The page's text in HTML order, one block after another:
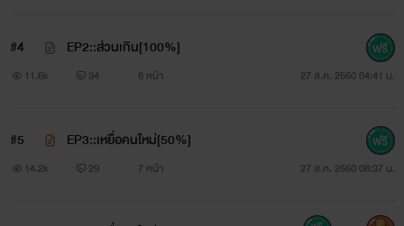
#4 EP2::ส่วนเกิน[100%]
11.6k 34 8 หน้า 27 ส.ค. 2560 04:41 น.
#5 EP3::เหยื่อคนใหม่[50%]
14.2k 29 7 หน้า 27 ส.ค. 2560 08:37 น.